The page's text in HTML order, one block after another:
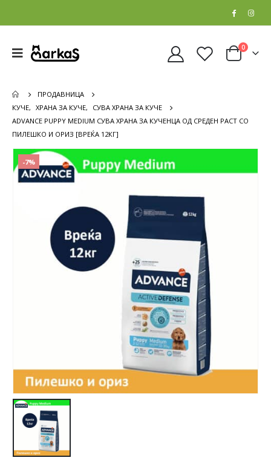
0
ПРОДАВНИЦА
КУЧЕ, ХРАНА ЗА КУЧЕ,
СУВА ХРАНА ЗА КУЧЕ
ADVANCE PUPPY MEDIUM СУВА ХРАНА ЗА КУЧЕНЦА ОД СРЕДЕН РАСТ СО
ПИЛЕШКО И ОРИЗ [ВРЕЌА 12КГ]
-7%